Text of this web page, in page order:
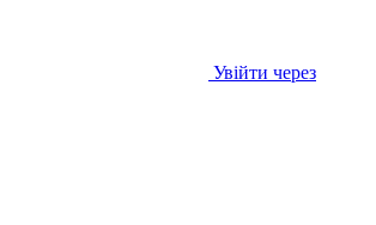
Увійти через